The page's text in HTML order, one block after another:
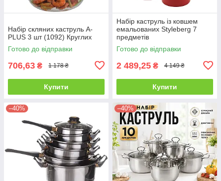
Набір скляних каструль A-
PLUS 3 шт (1092) Круглих
Готово до відправки
706,63 ₴ 1 178 ₴
Купити
Набір каструль із ковшем
емальованих Styleberg 7
предметів
Готово до відправки
2 489,25 ₴ 4 149 ₴
Купити
–40% –40%